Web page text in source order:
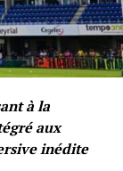
à la
aux
inédite